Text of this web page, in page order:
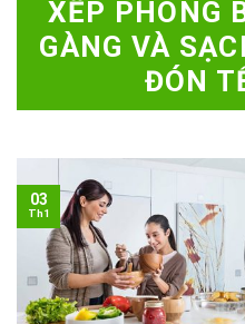
XẾP PHÒNG
GÀNG VÀ
ĐÓN
03
Th1